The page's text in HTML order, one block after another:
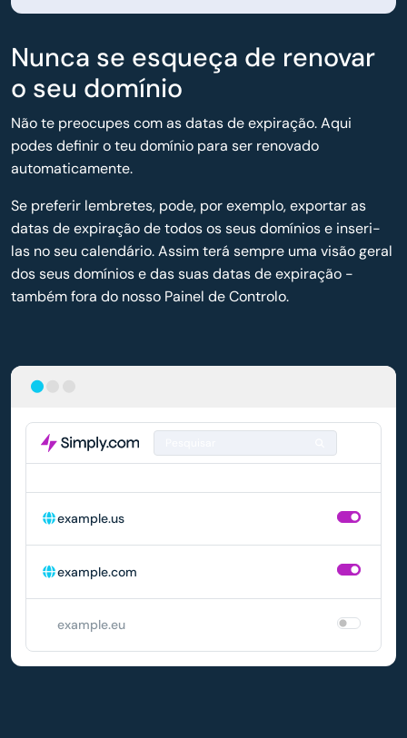
example.us
example.com
example.eu
Nunca se esqueça de renovar
o seu domínio
Não te preocupes com as datas de expiração. Aqui
podes definir o teu domínio para ser renovado
automaticamente.
Se preferir lembretes, pode, por exemplo, exportar as
datas de expiração de todos os seus domínios e inseri-
las no seu calendário. Assim terá sempre uma visão geral
dos seus domínios e das suas datas de expiração -
também fora do nosso Painel de Controlo.